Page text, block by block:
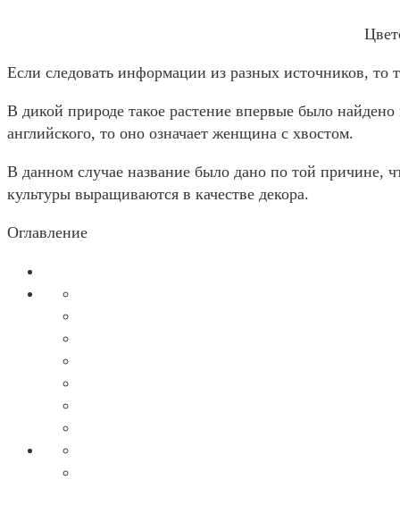
Если следовать информации из разных источников, то
В дикой природе такое растение впервые было
английского, то оно означает женщина с хвостом.
В данном случае название было дано по той причине,
культуры выращиваются в качестве декора.
Оглавление